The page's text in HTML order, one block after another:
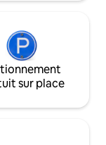
sur place